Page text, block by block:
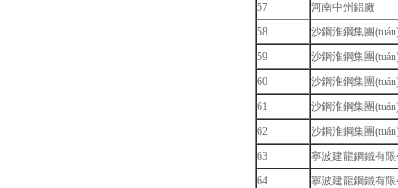
57
河南中州鋁廠
58
沙鋼淮鋼集團
59
沙鋼淮鋼集團
60
沙鋼淮鋼集團
61
沙鋼淮鋼集團
62
沙鋼淮鋼集團
63
寧波建龍鋼鐵有限
64
寧波建龍鋼鐵有限